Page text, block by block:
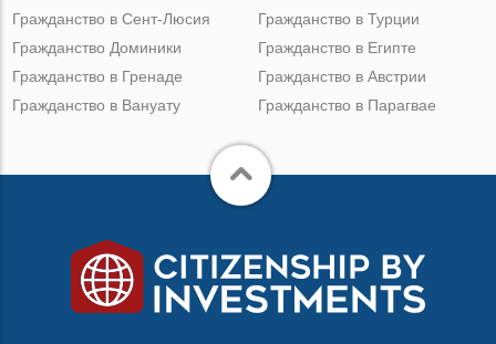
Гражданство в Сент-Люсия
Гражданство Доминики
Гражданство в Гренаде
Гражданство в Вануату
Гражданство в Турции
Гражданство в Египте
Гражданство в Австрии
Гражданство в Парагвае